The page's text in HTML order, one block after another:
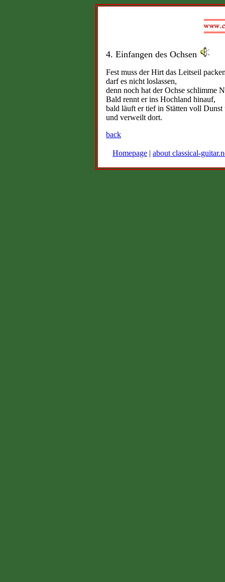
4. Einfangen des Ochsen
Fest muss der Hirt das Leitseil
darf es nicht loslassen,
denn noch hat der Ochse schlimme
Bald rennt er ins Hochland hinauf,
bald läuft er tief in Stätten voll
und verweilt dort.
back
Homepage | about classical-